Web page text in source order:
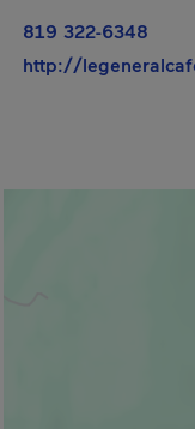
819 322-6348
http://